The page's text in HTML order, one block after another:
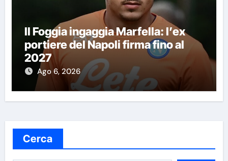
Il Foggia ingaggia Marfella: l’ex
portiere del Napoli firma fino al
2027
Ago 6, 2026
Cerca